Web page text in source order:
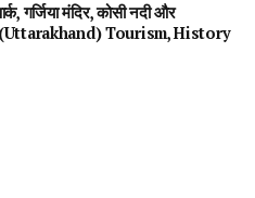
गर्जिया मंदिर, कोसी नदी और
(Uttarakhand) Tourism, History